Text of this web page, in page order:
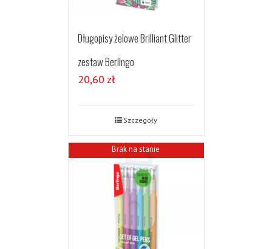
Długopisy żelowe Brilliant Glitter
zestaw Berlingo
20,60 zł
Szczegóły
Brak na stanie